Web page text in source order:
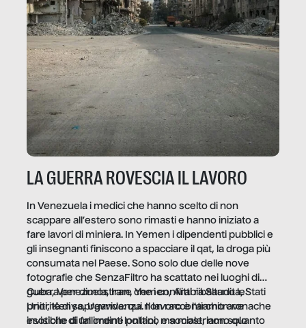
LA GUERRA ROVESCIA IL LAVORO
In Venezuela i medici che hanno scelto di non
scappare all’estero sono rimasti e hanno iniziato a
fare lavori di miniera. In Yemen i dipendenti pubblici e
gli insegnanti finiscono a spacciare il qat, la droga più
consumata nel Paese. Sono solo due delle nove
fotografie che SenzaFiltro ha scattato nei luoghi di
guerra per dimostrare che i conflitti ribaltano le
priorità di sopravvivenza. Il lavoro è l’architrave
invisibile di un ordine politico e sociale, non solo
Cuba, Venezuela, Iran, Yemen, Arabia Saudita, Stati
Uniti, Kenya, Uganda: qui non raccontiamo cronache
esotiche di fallimenti lontani, ma mostriamo quanto